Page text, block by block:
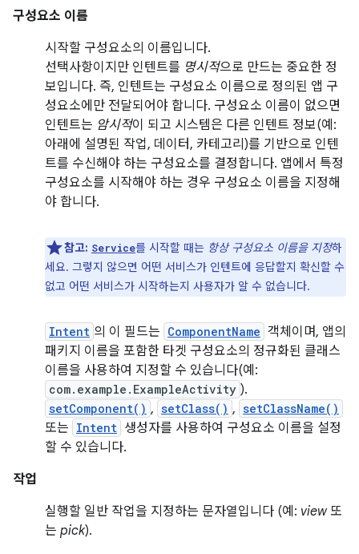
구성요소 이름
시작할 구성요소의 이름입니다.
선택사항이지만 인텐트를 명시적으로 만드는 중요한 정
보입니다. 즉, 인텐트는 구성요소 이름으로 정의된 앱 구
성요소에만 전달되어야 합니다. 구성요소 이름이 없으면
인텐트는 암시적이 되고 시스템은 다른 인텐트 정보(예:
아래에 설명된 작업, 데이터, 카테고리)를 기반으로 인텐
트를 수신해야 하는 구성요소를 결정합니다. 앱에서 특정
구성요소를 시작해야 하는 경우 구성요소 이름을 지정해
야 합니다.
참고: Service를 시작할 때는 항상 구성요소 이름을 지정하
세요. 그렇지 않으면 어떤 서비스가 인텐트에 응답할지 확신할 수
없고 어떤 서비스가 시작하는지 사용자가 알 수 없습니다.
Intent 의 이 필드는 ComponentName 객체이며, 앱의
패키지 이름을 포함한 타겟 구성요소의 정규화된 클래스
이름을 사용하여 지정할 수 있습니다(예:
com.example.ExampleActivity ).
setComponent() , setClass() , setClassName()
또는 Intent 생성자를 사용하여 구성요소 이름을 설정
할 수 있습니다.
작업
실행할 일반 작업을 지정하는 문자열입니다 (예: view또
는 pick).